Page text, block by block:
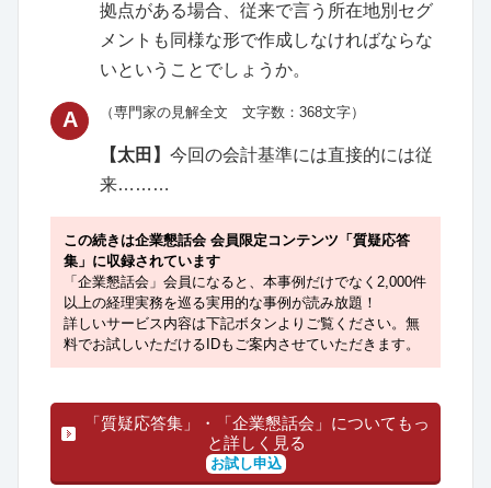
拠点がある場合、従来で言う所在地別セグ
メントも同様な形で作成しなければならな
いということでしょうか。
A （専門家の見解全文 文字数：368文字）
【太田】 今回の会計基準には直接的には従
来………
この続きは企業懇話会 会員限定コンテンツ「質疑応答
集」に収録されています
「企業懇話会」会員になると、本事例だけでなく2,000件
以上の経理実務を巡る実用的な事例が読み放題！
詳しいサービス内容は下記ボタンよりご覧ください。無
料でお試しいただけるIDもご案内させていただきます。
「質疑応答集」・「企業懇話会」についてもっ
と詳しく見る
お試し申込